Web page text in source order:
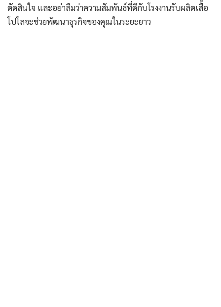
ตัดสินใจ และอย่าลืมว่าความสัมพันธ์ที่ดีกับโรงงานรับผลิตเสื้อ
โปโลจะช่วยพัฒนาธุรกิจของคุณในระยะยาว